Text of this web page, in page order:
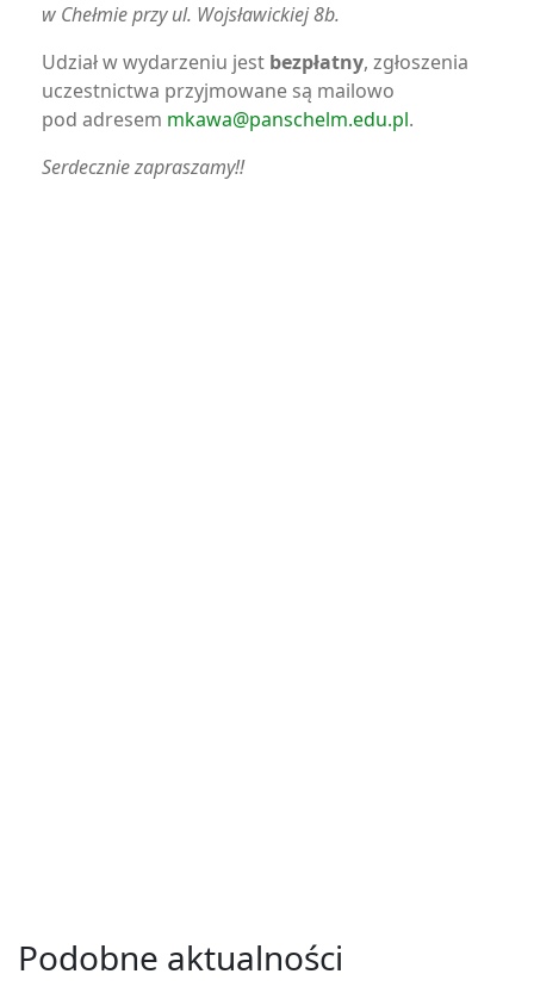
w Chełmie przy ul. Wojsławickiej 8b.
Udział w wydarzeniu jest bezpłatny, zgłoszenia
uczestnictwa przyjmowane są mailowo
pod adresem mkawa@panschelm.edu.pl.
Serdecznie zapraszamy!!
Podobne aktualności